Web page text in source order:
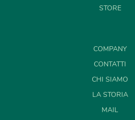
STORE
COMPANY
CONTATTI
CHI SIAMO
LA STORIA
MAIL